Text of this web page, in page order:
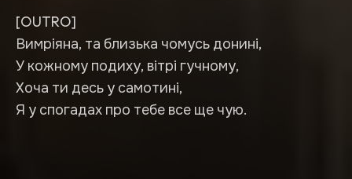
[OUTRO]
Вимріяна, та близька чомусь донині,
У кожному подиху, вітрі гучному,
Хоча ти десь у самотині,
Я у спогадах про тебе все ще чую.